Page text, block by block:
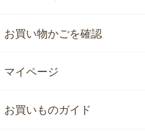
お買い物かごを確認
マイページ
お買いものガイド